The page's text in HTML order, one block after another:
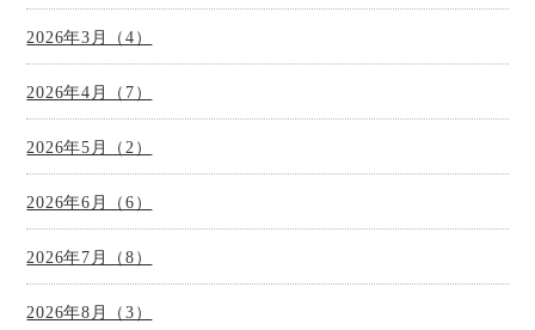
2026年3月（4）
2026年4月（7）
2026年5月（2）
2026年6月（6）
2026年7月（8）
2026年8月（3）